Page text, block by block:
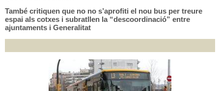
També critiquen que no no s’aprofiti el nou bus per treure
espai als cotxes i subratllen la “descoordinació” entre
ajuntaments i Generalitat